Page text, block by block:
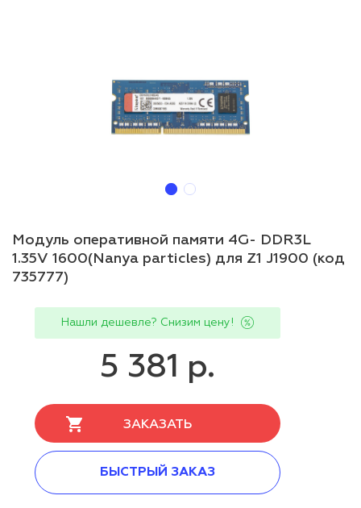
Модуль оперативной памяти 4G- DDR3L
1.35V 1600(Nanya particles) для Z1 J1900 (код
735777)
Нашли дешевле? Снизим цену!
5 381 р.
ЗАКАЗАТЬ
БЫСТРЫЙ ЗАКАЗ